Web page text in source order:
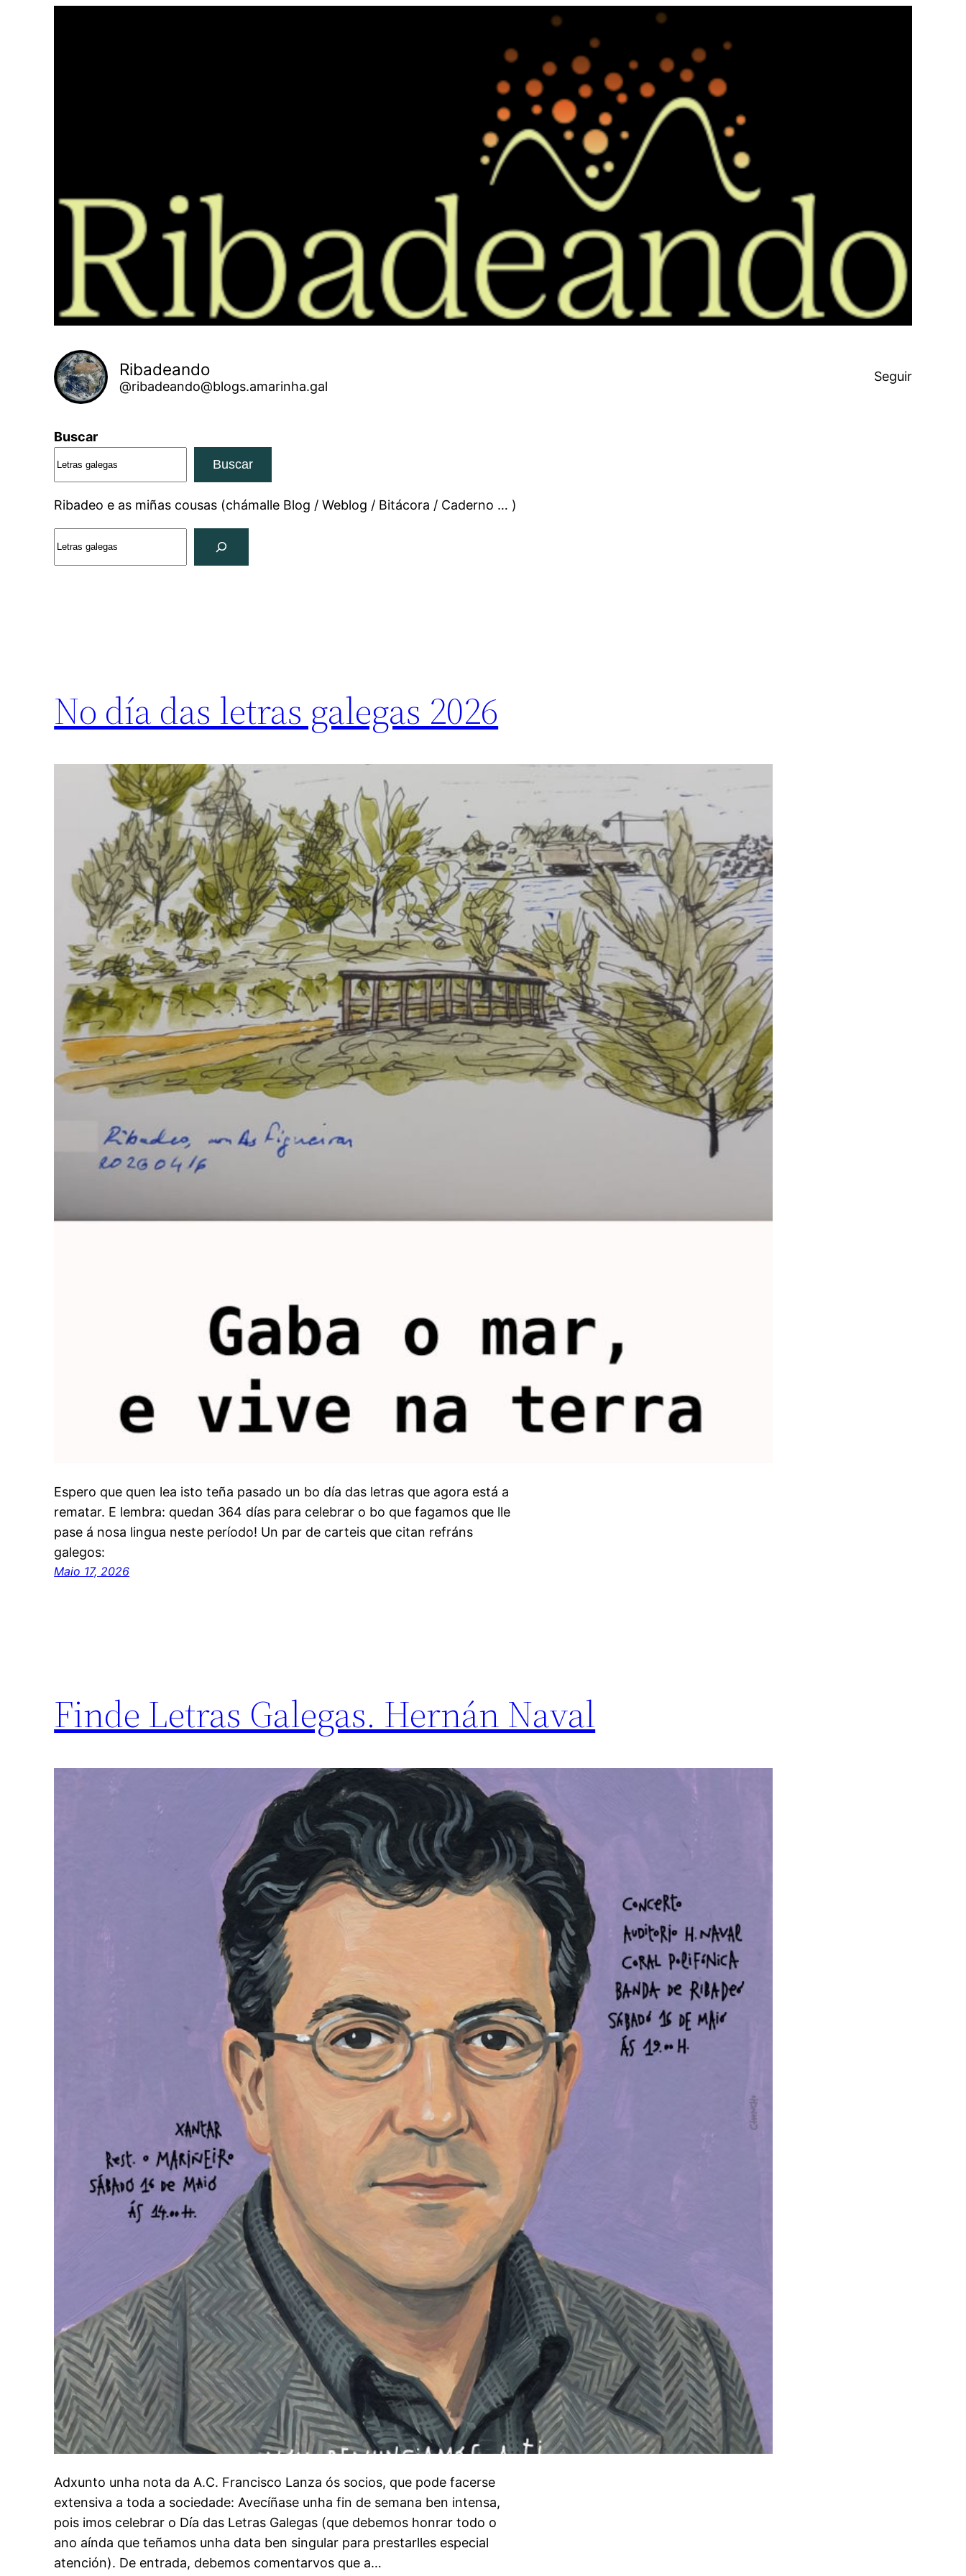
Ribadeando
@ribadeando@blogs.amarinha.gal
Seguir
Buscar
Buscar
Ribadeo e as miñas cousas (chámalle Blog / Weblog / Bitácora / Caderno … )
No día das letras galegas 2026
Espero que quen lea isto teña pasado un bo día das letras que agora está a
rematar. E lembra: quedan 364 días para celebrar o bo que fagamos que lle
pase á nosa lingua neste período! Un par de carteis que citan refráns
galegos:
Maio 17, 2026
Finde Letras Galegas. Hernán Naval
Adxunto unha nota da A.C. Francisco Lanza ós socios, que pode facerse
extensiva a toda a sociedade: Avecíñase unha fin de semana ben intensa,
pois imos celebrar o Día das Letras Galegas (que debemos honrar todo o
ano aínda que teñamos unha data ben singular para prestarlles especial
atención). De entrada, debemos comentarvos que a…